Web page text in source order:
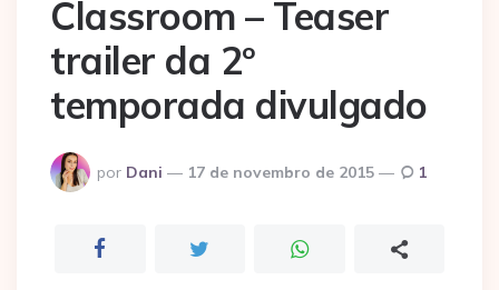
Classroom – Teaser
trailer da 2º
temporada divulgado
Postado
por
por Dani 17 de novembro de 2015 1